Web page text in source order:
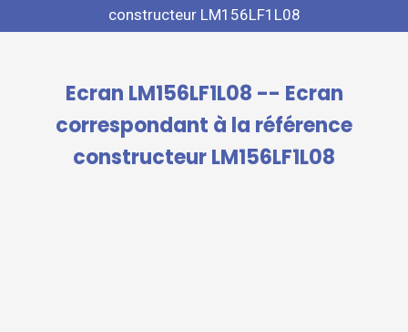
constructeur LM156LF1L08
Ecran LM156LF1L08 -- Ecran
correspondant à la référence
constructeur LM156LF1L08